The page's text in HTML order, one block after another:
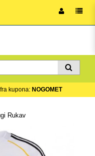
kupona: NOGOMET
Rukav